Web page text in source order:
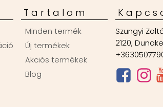
Tartalom
Minden termék
Új termékek
Akciós termékek
Blog
Szungyi
2120,